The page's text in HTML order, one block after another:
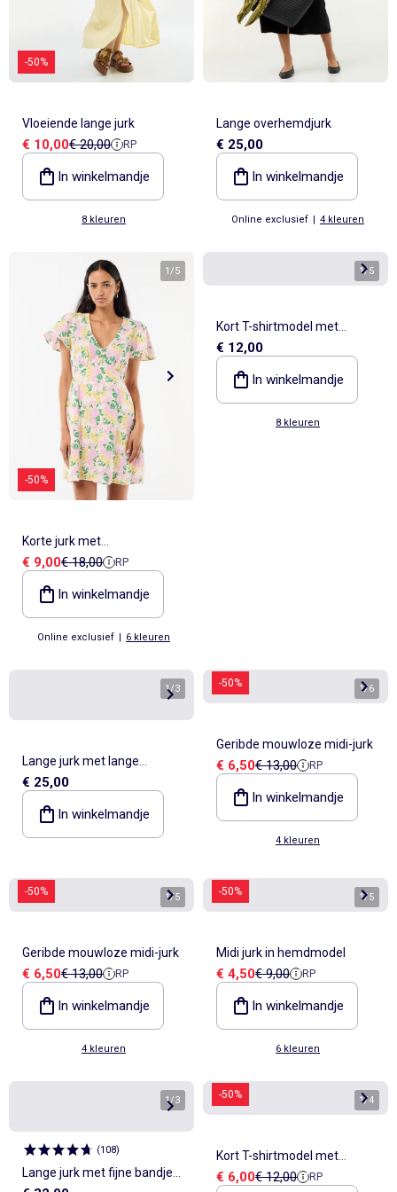
-50%
Vloeiende lange jurk
Verkoopprijs
€ 10,00Referentieprijs
€ 20,00 RP
In winkelmandje
8 kleuren
Lange overhemdjurk
€ 25,00
In winkelmandje
Online exclusief | 4 kleuren
-50%
1/5
Korte jurk met
vlindermouwen van katoen
en linnen
Verkoopprijs
€ 9,00Referentieprijs
€ 18,00 RP
In winkelmandje
Online exclusief | 6 kleuren
1/5
Kort T-shirtmodel met
decoratieve knoop
€ 12,00
In winkelmandje
8 kleuren
1/3
Lange jurk met lange
mouwen en bloemenprint
€ 25,00
In winkelmandje
-50% 1/6
Geribde mouwloze midi-jurk
Verkoopprijs
€ 6,50Referentieprijs
€ 13,00 RP
In winkelmandje
4 kleuren
-50% 1/5
Geribde mouwloze midi-jurk
Verkoopprijs
€ 6,50Referentieprijs
€ 13,00 RP
In winkelmandje
4 kleuren
-50% 1/5
Midi jurk in hemdmodel
Verkoopprijs
€ 4,50Referentieprijs
€ 9,00 RP
In winkelmandje
6 kleuren
1/3
(108)
Lange jurk met fijne bandjes
-50% 1/4
Kort T-shirtmodel met
decoratieve knoop
Verkoopprijs
€ 6,00Referentieprijs
€ 12,00 RP